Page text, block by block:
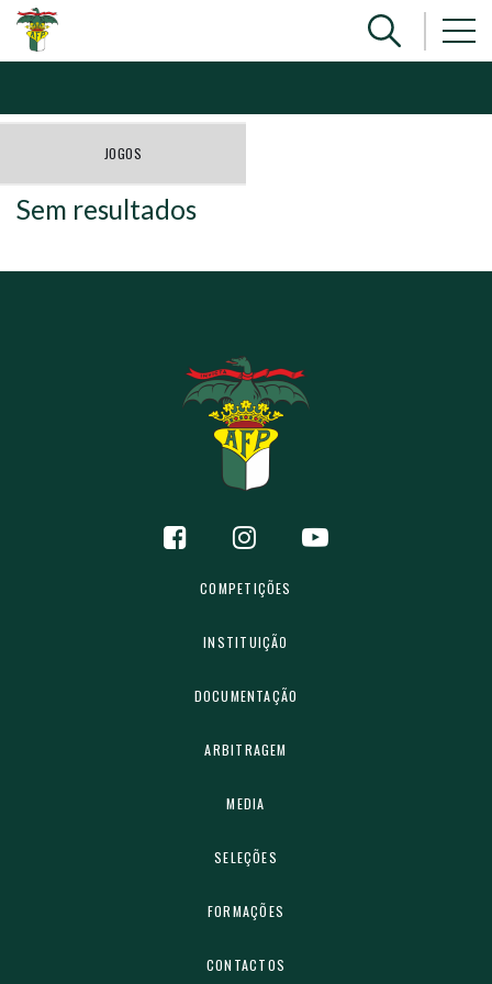
JOGOS
Sem resultados
COMPETIÇÕES
INSTITUIÇÃO
DOCUMENTAÇÃO
ARBITRAGEM
MEDIA
SELEÇÕES
FORMAÇÕES
CONTACTOS